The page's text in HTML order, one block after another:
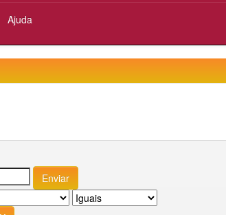
Ajuda